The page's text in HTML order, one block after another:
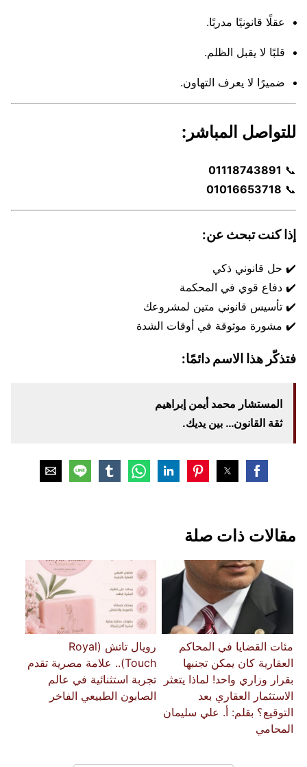
عقلًا قانونيًا مدربًا.
قلبًا لا يقبل الظلم.
ضميرًا لا يعرف التهاون.
للتواصل المباشر:
📞
01118743891
📞
01016653718
إذا كنت تبحث عن:
✔️ حل قانوني ذكي
✔️ دفاع قوي في المحكمة
✔️ تأسيس قانوني متين لمشروعك
✔️ مشورة موثوقة في أوقات الشدة
فتذكّر هذا الاسم دائمًا:
المستشار محمد أيمن إبراهيم
ثقة القانون… بين يديك.
مقالات ذات صلة
مئات القضايا في المحاكم
العقارية كان يمكن تجنبها
بقرار وزاري واحد! لماذا يتعثر
الاستثمار العقاري بعد
التوقيع؟ ​بقلم: أ. علي سليمان
المحامي
رويال تاتش (Royal
Touch).. علامة مصرية تقدم
تجربة استثنائية في عالم
الصابون الطبيعي الفاخر